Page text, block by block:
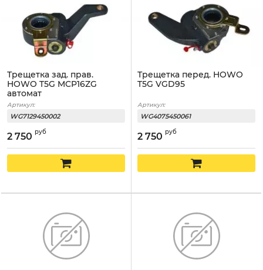
Трещетка зад. прав.
HOWO T5G MCP16ZG
автомат
Артикул:
WG7129450002
2 750 руб
Трещетка перед. HOWO
T5G VGD95
Артикул:
WG4075450061
2 750 руб